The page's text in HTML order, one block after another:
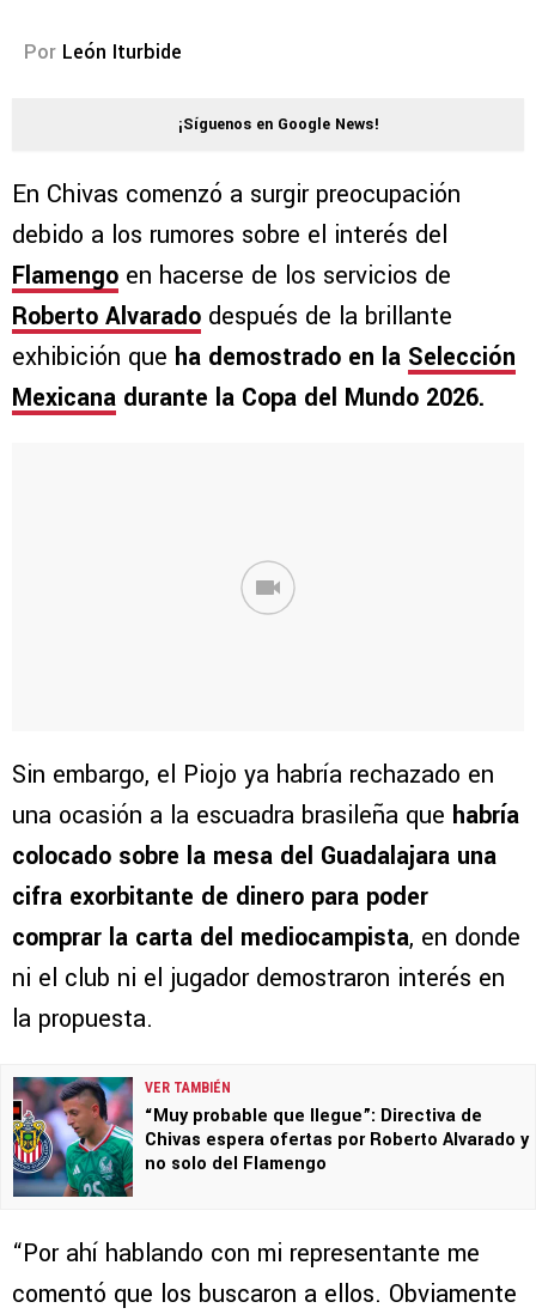
Por León Iturbide
¡Síguenos en Google News!
En Chivas comenzó a surgir preocupación
debido a los rumores sobre el interés del
Flamengo en hacerse de los servicios de
Roberto Alvarado después de la brillante
exhibición que ha demostrado en la Selección
Mexicana durante la Copa del Mundo 2026.
Sin embargo, el Piojo ya habría rechazado en
una ocasión a la escuadra brasileña que habría
colocado sobre la mesa del Guadalajara una
cifra exorbitante de dinero para poder
comprar la carta del mediocampista, en donde
ni el club ni el jugador demostraron interés en
la propuesta.
VER TAMBIÉN
“Muy probable que llegue”: Directiva de
Chivas espera ofertas por Roberto Alvarado y
no solo del Flamengo
“Por ahí hablando con mi representante me
comentó que los buscaron a ellos. Obviamente